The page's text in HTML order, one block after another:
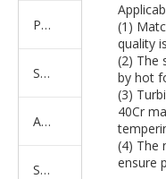
Produits de support de châssis
Série de suspension équilibrée
Amortisseur Série
Système de direction
(1)
quality
(2) The
by hot
(3)
40Cr
(4) The
ensure